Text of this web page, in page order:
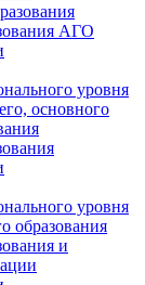
АГО
уровня
основного
уровня
образования
и